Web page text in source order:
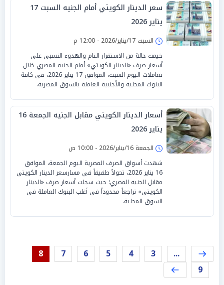
سعر الدينار الكويتي أمام الجنيه السبت 17
يناير 2026
السبت 17/يناير/2026 - 12:00 م
خيمت حالة من الاستقرار التام والهدوء النسبي على
أسعار صرف «الدينار الكويتي» أمام الجنيه المصري خلال
تعاملات اليوم السبت، الموافق 17 يناير 2026، في كافة
البنوك المحلية والأجنبية العاملة بالسوق المصرية.
أسعار الدينار الكويتي مقابل الجنيه الجمعة 16
يناير 2026
الجمعة 16/يناير/2026 - 10:00 ص
شهدت أسواق الصرف المصرية اليوم الجمعة، الموافق
16 يناير 2026، تحولاً طفيفاً في مسارسعر الدينار الكويتي
مقابل الجنيه المصري؛ حيث سجلت أسعار صرف «الدينار
الكويتي» تراجعاً محدوداً في أغلب البنوك العاملة في
السوق المحلية.
...
3
4
5
6
7
8
9